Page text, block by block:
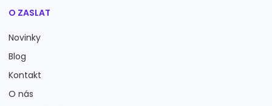
O ZASLAT
Novinky
Blog
Kontakt
O nás